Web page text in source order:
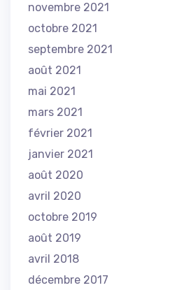
novembre 2021
octobre 2021
septembre 2021
août 2021
mai 2021
mars 2021
février 2021
janvier 2021
août 2020
avril 2020
octobre 2019
août 2019
avril 2018
décembre 2017